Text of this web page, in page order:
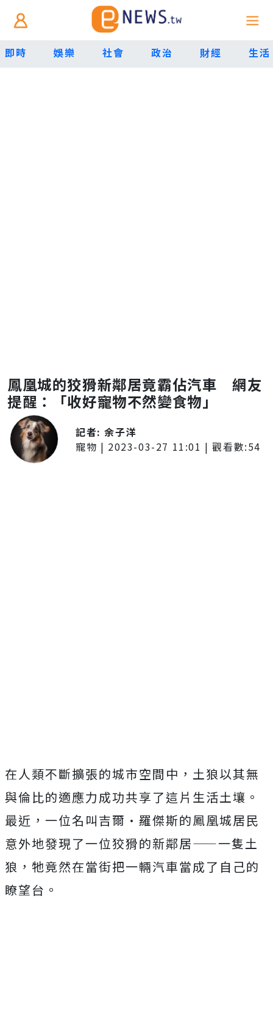
即時 娛樂 社會 政治 財經 生活
鳳凰城的狡猾新鄰居竟霸佔汽車 網友
提醒：「收好寵物不然變食物」
記者:余子洋
寵物 | 2023-03-27 11:01 | 觀看數:54
在人類不斷擴張的城市空間中，土狼以其無
與倫比的適應力成功共享了這片生活土壤。
最近，一位名叫吉爾·羅傑斯的鳳凰城居民
意外地發現了一位狡猾的新鄰居——一隻土
狼，牠竟然在當街把一輛汽車當成了自己的
瞭望台。